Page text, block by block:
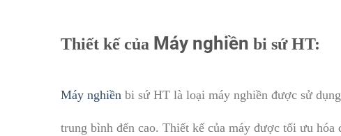
Thiết kế của Máy nghiền bi sứ HT:
Máy nghiền bi sứ HT là loại máy nghiền được sử
trung bình đến cao. Thiết kế của máy được tối ưu